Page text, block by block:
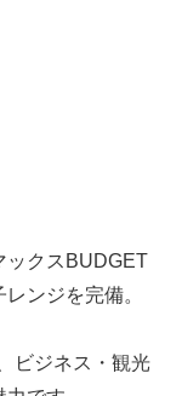
ックスBUDGET
ンジを完備。
ビジネス・観光